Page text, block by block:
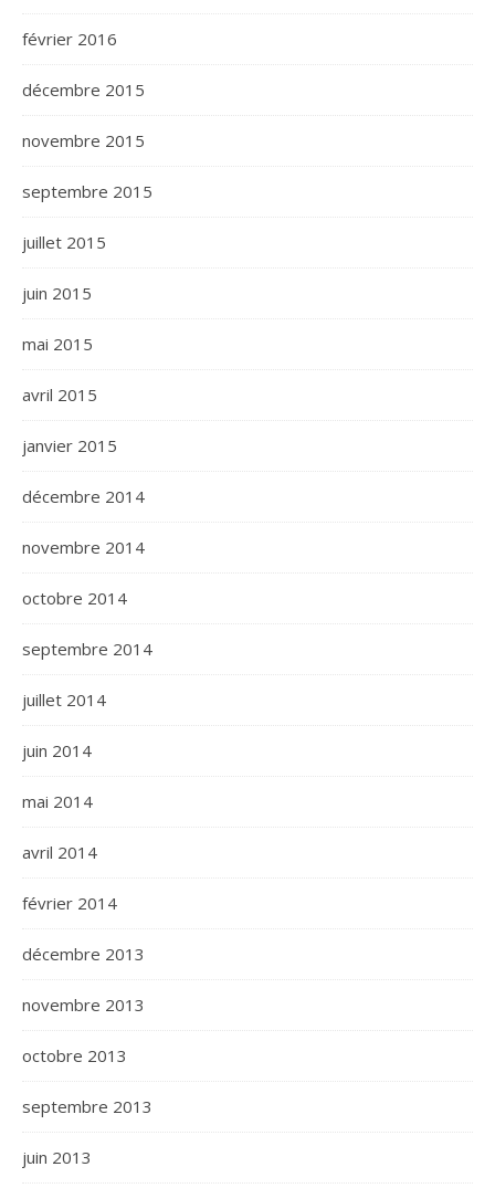
février 2016
décembre 2015
novembre 2015
septembre 2015
juillet 2015
juin 2015
mai 2015
avril 2015
janvier 2015
décembre 2014
novembre 2014
octobre 2014
septembre 2014
juillet 2014
juin 2014
mai 2014
avril 2014
février 2014
décembre 2013
novembre 2013
octobre 2013
septembre 2013
juin 2013